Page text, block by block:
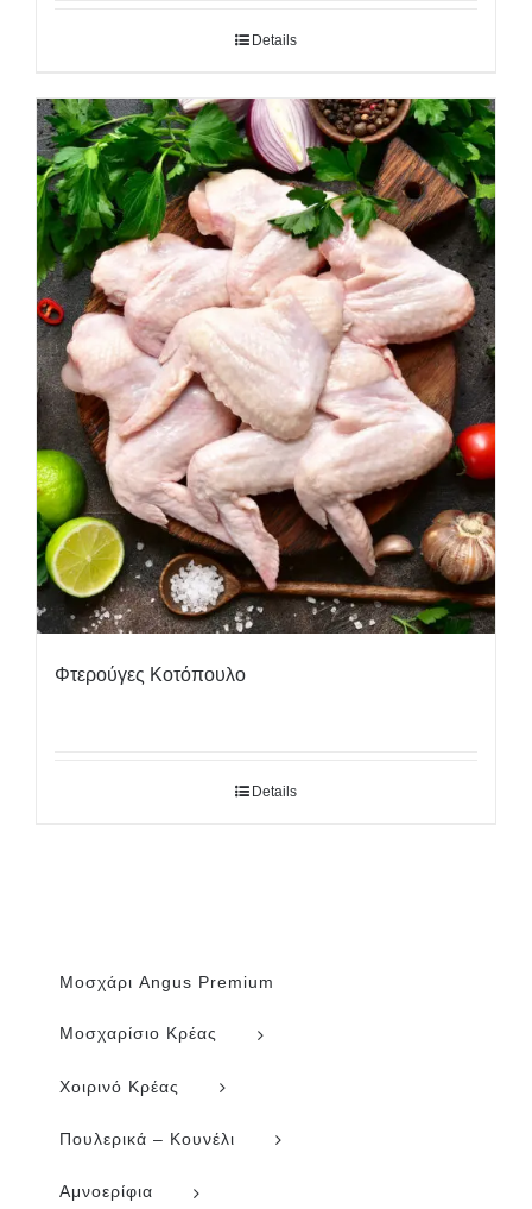
Details
Φτερούγες Κοτόπουλο
Details
Μοσχάρι Angus Premium
Μοσχαρίσιο Κρέας
Χοιρινό Κρέας
Πουλερικά – Κουνέλι
Αμνοερίφια